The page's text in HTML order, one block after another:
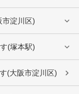
市淀川区)
(塚本駅)
(大阪市淀川区)